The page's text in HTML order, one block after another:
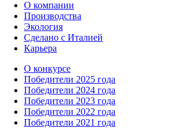
О компании
Производства
Экология
Сделано с Италией
Карьера
О конкурсе
Победители 2025 года
Победители 2024 года
Победители 2023 года
Победители 2022 года
Победители 2021 года